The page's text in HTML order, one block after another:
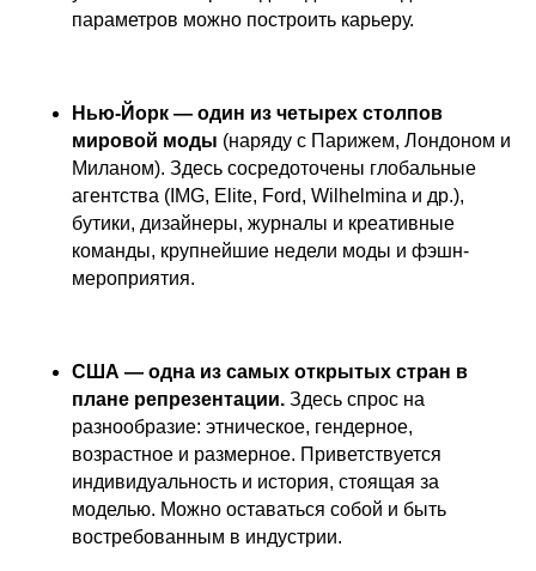
параметров можно построить карьеру.
Нью-Йорк — один из четырех столпов
мировой моды (наряду с Парижем, Лондоном и
Миланом). Здесь сосредоточены глобальные
агентства (IMG, Elite, Ford, Wilhelmina и др.),
бутики, дизайнеры, журналы и креативные
команды, крупнейшие недели моды и фэшн-
мероприятия.
США — одна из самых открытых стран в
плане репрезентации. Здесь спрос на
разнообразие: этническое, гендерное,
возрастное и размерное. Приветствуется
индивидуальность и история, стоящая за
моделью. Можно оставаться собой и быть
востребованным в индустрии.